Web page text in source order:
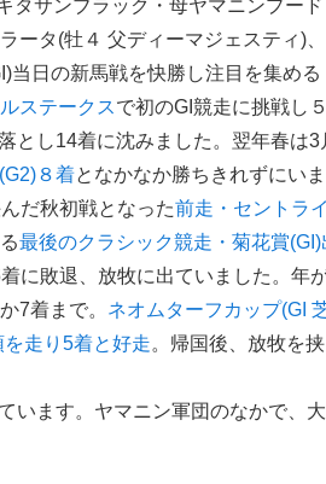
タサンブラック・母ヤマニンプード
ータ(牡４ 父ディーマジェスティ)、
当日の新馬戦を快勝し注目を集める
ステークスで初のGI競走に挑戦し５
とし14着に沈みました。翌年春は3
８着となかなか勝ちきれずにいま
だ秋初戦となった前走・セントライ
最後のクラシック競走・菊花賞(GI)
に敗退、放牧に出ていました。年
7着まで。 ネオムターフカップ(GI
を走り5着と好走。帰国後、放牧を挟
います。ヤマニン軍団のなかで、大